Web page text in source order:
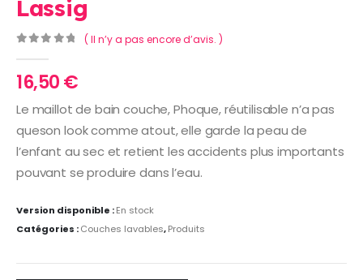
Lassig
( Il n’y a pas encore d’avis. )
16,50€
Le maillot de bain couche, Phoque, réutilisable n’a pas
queson look comme atout, elle garde la peau de
l’enfant au sec et retient les accidents plus importants
pouvant se produire dans l’eau.
Version disponible :En stock
Catégories :Couches lavables,Produits